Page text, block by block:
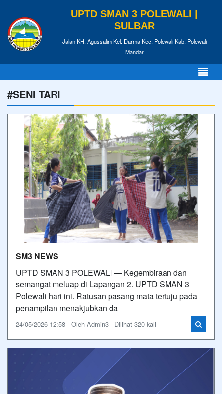
UPTD SMAN 3 POLEWALI |
SULBAR
Jalan KH. Agussalim Kel. Darma Kec. Polewali Kab. Polewali
Mandar
#SENI TARI
SM3 NEWS
UPTD SMAN 3 POLEWALI — Kegembiraan dan
semangat meluap di Lapangan 2. UPTD SMAN 3
Polewali hari ini. Ratusan pasang mata tertuju pada
penampilan menakjubkan da
24/05/2026 12:58 - Oleh Admin3 - Dilihat 320 kali